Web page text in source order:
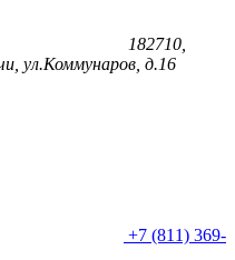
182710,
ул.Коммунаров, д.16
+7 (811) 369-